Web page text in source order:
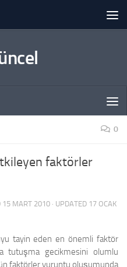
0
faktörler
15 MART 2010 · UPDATED 17 OCAK
tayin eden en önemli faktör
tutuşma gecikmesini olumlu
faktörler vuruntu oluşumunda